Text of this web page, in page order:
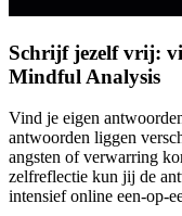
Schrijf jezelf vrij:
Mindful Analysis
Vind je eigen
antwoorden liggen
angsten of verwarring
zelfreflectie kun jij de
intensief online een-op-